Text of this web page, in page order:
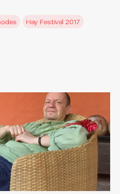
Hay Festival 2017